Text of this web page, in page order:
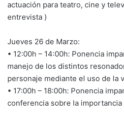
actuación para teatro, cine y
entrevista )
Jueves 26 de Marzo:
• 12:00h – 14:00h: Ponencia
manejo de los distintos
personaje mediante el uso de la
• 17:00h – 18:00h: Ponencia
conferencia sobre la importancia